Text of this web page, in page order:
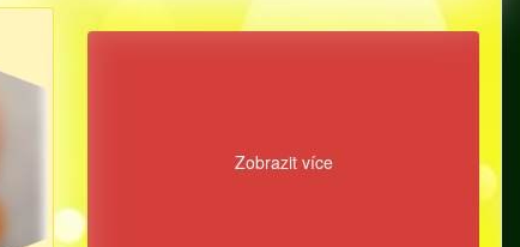
Zobrazit více